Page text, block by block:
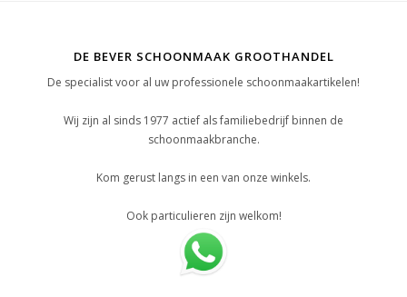
DE BEVER SCHOONMAAK GROOTHANDEL
De specialist voor al uw professionele schoonmaakartikelen!
Wij zijn al sinds 1977 actief als familiebedrijf binnen de
schoonmaakbranche.
Kom gerust langs in een van onze winkels.
Ook particulieren zijn welkom!